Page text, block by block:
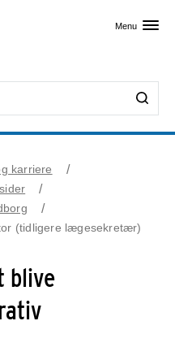
Menu
karriere
(tidligere lægesekretær)
blive